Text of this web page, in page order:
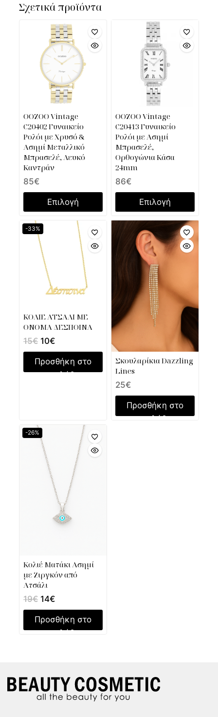
Σχετικά προϊόντα
OOZOO Vintage
C20402 Γυναικείο
Ρολόι με Χρυσό &
Ασημί Μεταλλικό
Μπρασελέ, Λευκό
Καντράν
85€
Επιλογή
OOZOO Vintage
C20413 Γυναικείο
Ρολόι με Ασημί
Μπρασελέ,
Ορθογώνια Κάσα
24mm
86€
Επιλογή
-33%
ΚΟΛΙΕ ΑΤΣΑΛΙ ΜΕ
ΟΝΟΜΑ ΔΕΣΠΟΙΝΑ
15€ 10€
Προσθήκη στο
καλάθι
Σκουλαρίκια Dazzling
Lines
25€
Προσθήκη στο
καλάθι
-26%
Κολιέ Ματάκι Ασημί
με Ζιργκόν από
Ατσάλι
19€ 14€
Προσθήκη στο
καλάθι